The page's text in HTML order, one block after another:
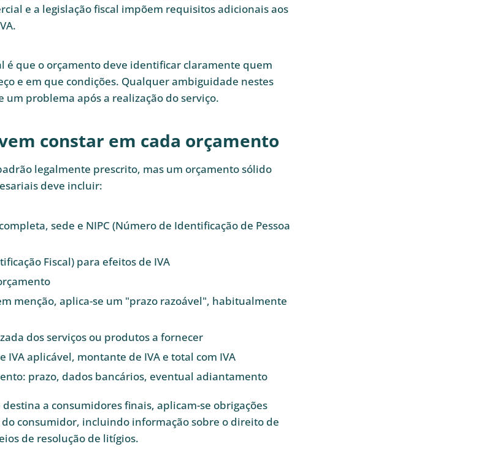
e a legislação fiscal impõem requisitos adicionais aos
é que o orçamento deve identificar claramente quem
e em que condições. Qualquer ambiguidade nestes
um problema após a realização do serviço.
constar em cada orçamento
legalmente prescrito, mas um orçamento sólido
deve incluir:
sede e NIPC (Número de Identificação de Pessoa
Fiscal) para efeitos de IVA
menção, aplica-se um "prazo razoável", habitualmente
dos serviços ou produtos a fornecer
IVA aplicável, montante de IVA e total com IVA
prazo, dados bancários, eventual adiantamento
a consumidores finais, aplicam-se obrigações
consumidor, incluindo informação sobre o direito de
de resolução de litígios.